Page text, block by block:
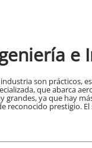
e
son prácticos,
que abarca
grandes, ya que hay
reconocido prestigio. El